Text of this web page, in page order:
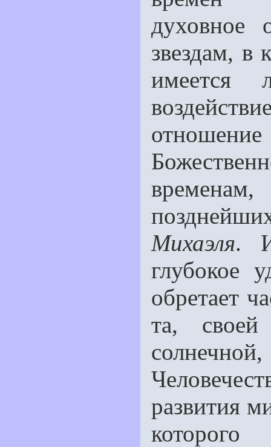
духовное
звездам, в
имеется
Михаэля.
глубокое
обретает
та, своей
развития